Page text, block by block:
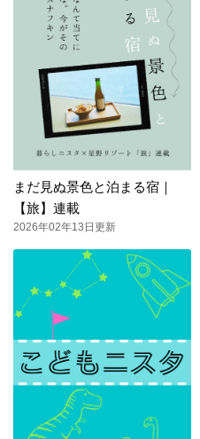
まだ見ぬ景色と泊まる宿｜
【旅】連載
2026年02年13日更新